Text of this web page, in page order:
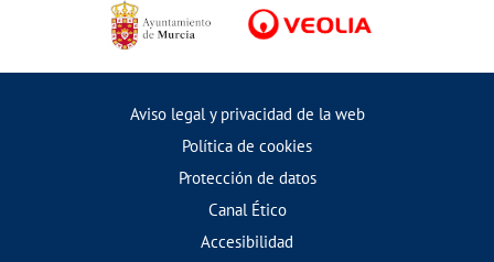
Aviso legal y privacidad de la web
Política de cookies
Protección de datos
Canal Ético
Accesibilidad